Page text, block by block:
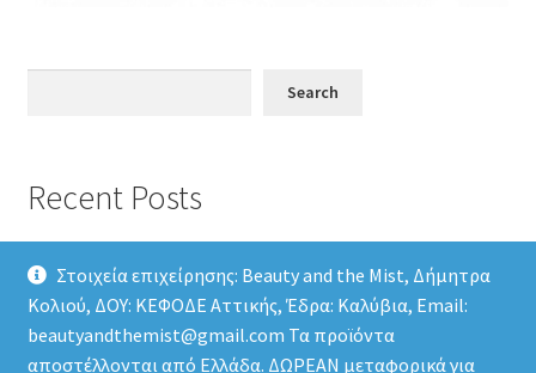
Search
Recent Posts
Στοιχεία επιχείρησης: Beauty and the Mist, Δήμητρα
Κολιού, ΔΟΥ: ΚΕΦΟΔΕ Αττικής, Έδρα: Καλύβια, Email:
beautyandthemist@gmail.com Τα προϊόντα
αποστέλλονται από Ελλάδα. ΔΩΡΕΑΝ μεταφορικά για